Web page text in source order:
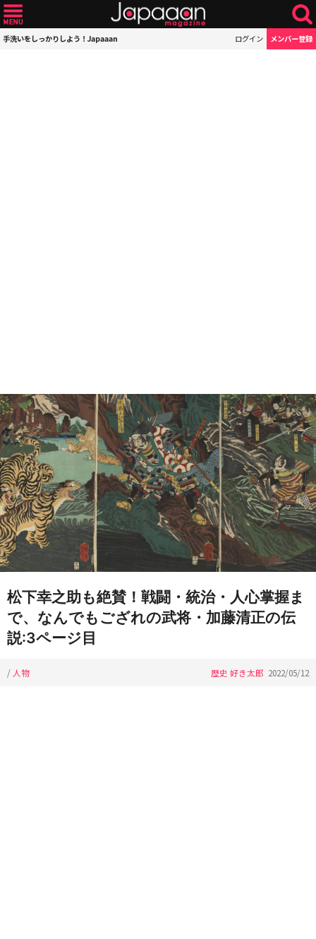
手洗いをしっかりしよう！Japaaan ログイン メンバー登録
松下幸之助も絶賛！戦闘・統治・人心掌握ま
で、なんでもござれの武将・加藤清正の伝
説:3ページ目
/ 人物 歴史 好き太郎 2022/05/12